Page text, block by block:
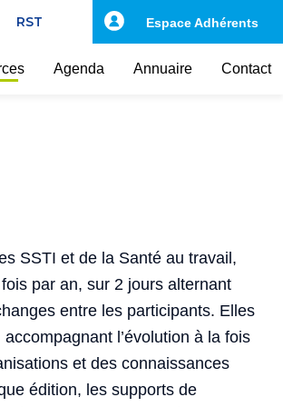
RST
Agenda Annuaire Contact
Espace Adhérents
SSTI et de la Santé au travail,
par an, sur 2 jours alternant
entre les participants. Elles
l’évolution à la fois
et des connaissances
édition, les supports de